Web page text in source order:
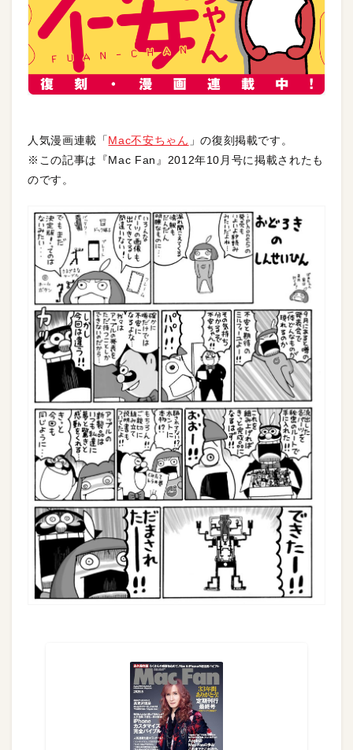
人気漫画連載「Mac不安ちゃん 」の復刻掲載です。
※この記事は『Mac Fan』2012年10月号に掲載されたも
のです。